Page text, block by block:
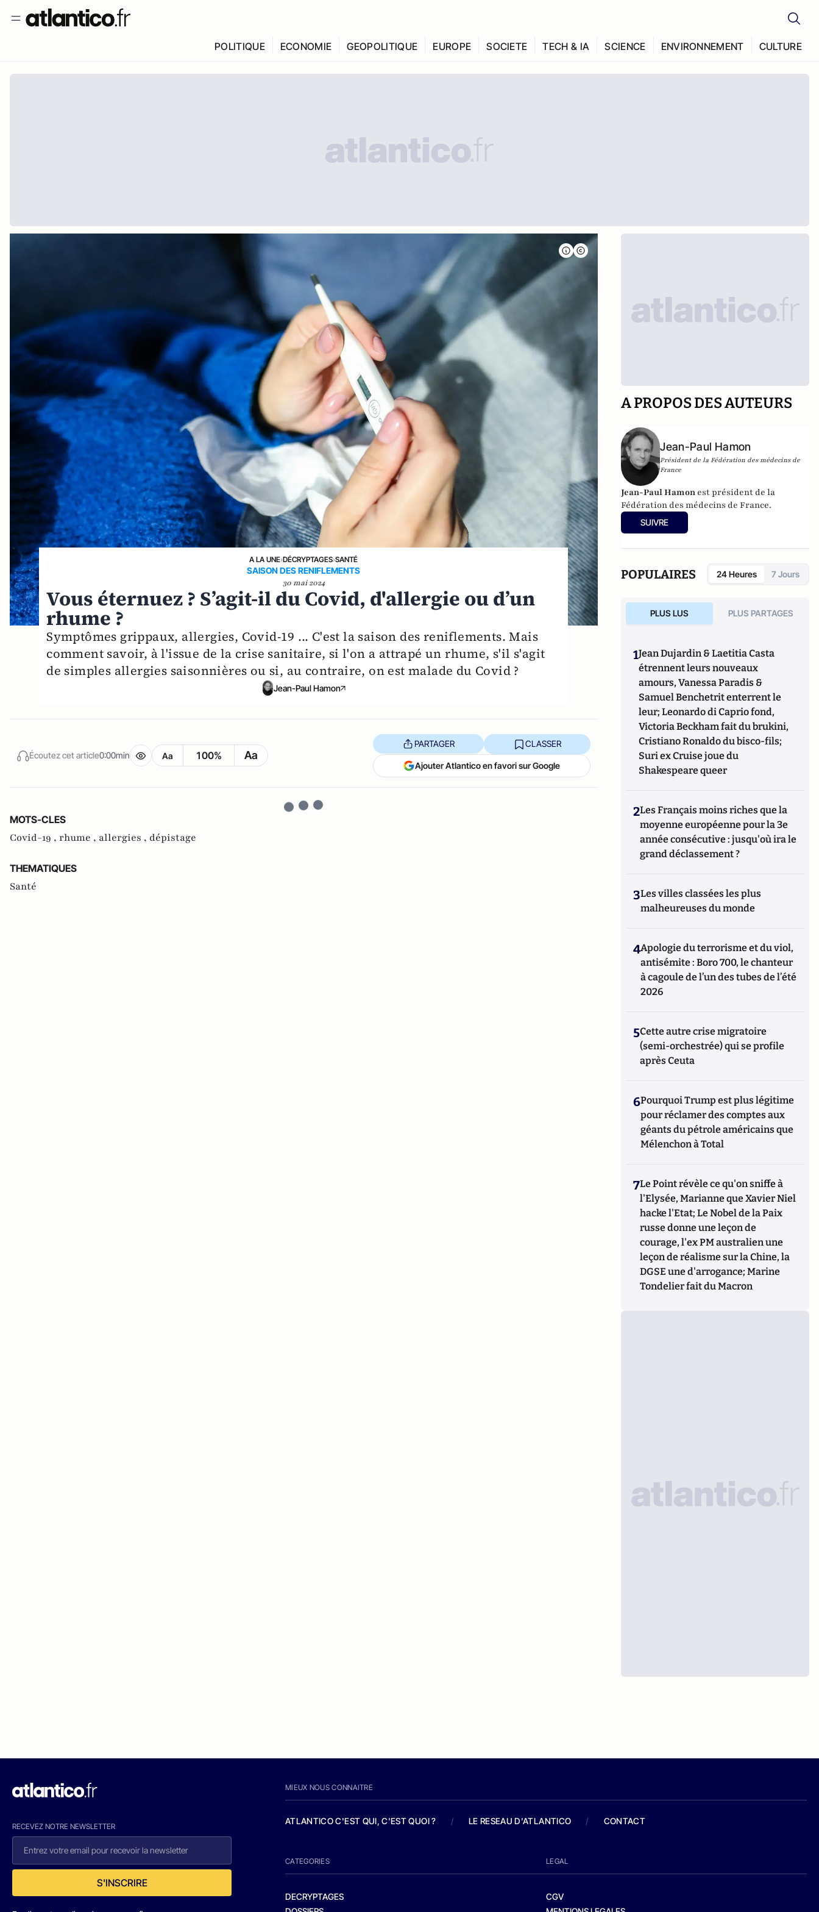
POLITIQUE ECONOMIE GEOPOLITIQUE EUROPE SOCIETE TECH & IA SCIENCE ENVIRONNEMENT CULTURE
A LA UNE›DÉCRYPTAGES›SANTÉ
SAISON DES RENIFLEMENTS
30 mai 2024
Vous éternuez ? S’agit-il du Covid, d'allergie ou d’un
rhume ?
Symptômes grippaux, allergies, Covid-19 ... C'est la saison des reniflements. Mais
comment savoir, à l'issue de la crise sanitaire, si l'on a attrapé un rhume, s'il s'agit
de simples allergies saisonnières ou si, au contraire, on est malade du Covid ?
Jean-Paul Hamon
Écoutez cet article0:00min Aa 100% Aa
PARTAGER CLASSER
Ajouter Atlantico en favori sur Google
MOTS-CLES
Covid-19 , rhume , allergies , dépistage
THEMATIQUES
Santé
A PROPOS DES AUTEURS
Jean-Paul Hamon
Président de la Fédération des médecins de
France
Jean-Paul Hamon est président de la
Fédération des médecins de France.
SUIVRE
POPULAIRES 24 Heures 7 Jours
PLUS LUS PLUS PARTAGES
1Jean Dujardin & Laetitia Casta
étrennent leurs nouveaux
amours, Vanessa Paradis &
Samuel Benchetrit enterrent le
leur; Leonardo di Caprio fond,
Victoria Beckham fait du brukini,
Cristiano Ronaldo du bisco-fils;
Suri ex Cruise joue du
Shakespeare queer
2Les Français moins riches que la
moyenne européenne pour la 3e
année consécutive : jusqu'où ira le
grand déclassement ?
3Les villes classées les plus
malheureuses du monde
4Apologie du terrorisme et du viol,
antisémite : Boro 700, le chanteur
à cagoule de l’un des tubes de l’été
2026
5Cette autre crise migratoire
(semi-orchestrée) qui se profile
après Ceuta
6Pourquoi Trump est plus légitime
pour réclamer des comptes aux
géants du pétrole américains que
Mélenchon à Total
7Le Point révèle ce qu'on sniffe à
l'Elysée, Marianne que Xavier Niel
hacke l'Etat; Le Nobel de la Paix
russe donne une leçon de
courage, l'ex PM australien une
leçon de réalisme sur la Chine, la
DGSE une d'arrogance; Marine
Tondelier fait du Macron
RECEVEZ NOTRE NEWSLETTER
S'INSCRIRE
MIEUX NOUS CONNAITRE
ATLANTICO C'EST QUI, C'EST QUOI ? / LE RESEAU D'ATLANTICO / CONTACT
CATEGORIES
DECRYPTAGES
LEGAL
CGV